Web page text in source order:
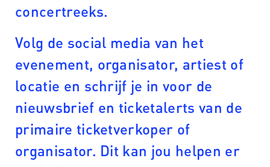
concertreeks.
Volg de social media van het
evenement, organisator, artiest of
locatie en schrijf je in voor de
nieuwsbrief en ticketalerts van de
primaire ticketverkoper of
organisator. Dit kan jou helpen er